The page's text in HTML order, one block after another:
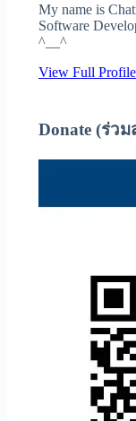
My name is
Software
^__^
View Full
Donate (ร่ว